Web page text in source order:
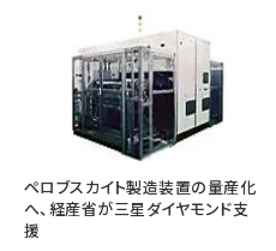
ペロブスカイト製造装置の量産化
へ、経産省が三星ダイヤモンド支
援